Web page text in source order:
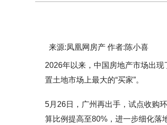
来源:凤凰网房产 作者:陈小喜
2026年以来，中国房地产市场出
置土地市场上最大的“买家”。
5月26日，广州再出手，试点收购
算比例提高至80%，进一步细化落